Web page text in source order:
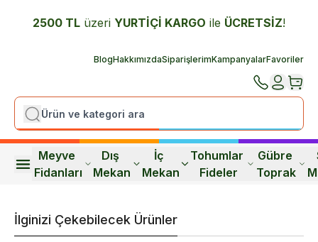
2500 TL üzeri YURTİÇİ KARGO ile ÜCRETSİZ!
BlogHakkımızdaSiparişlerimKampanyalarFavoriler
Meyve
Fidanları
Dış
Mekan
İç
Mekan
Tohumlar
Fideler
Gübre
Toprak
İlginizi Çekebilecek Ürünler